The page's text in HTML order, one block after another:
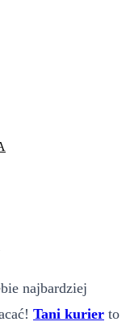
najbardziej
Tani kurier to